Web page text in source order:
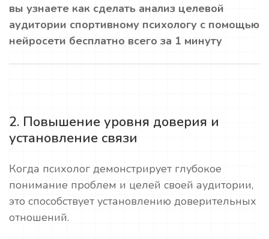
вы узнаете как сделать анализ целевой
аудитории спортивному психологу с помощью
нейросети бесплатно всего за 1 минуту
2. Повышение уровня доверия и
установление связи
Когда психолог демонстрирует глубокое
понимание проблем и целей своей аудитории,
это способствует установлению доверительных
отношений.